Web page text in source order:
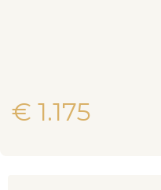
€ 1.175